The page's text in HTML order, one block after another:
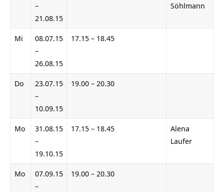
–
21.08.15
Söhlmann
Mi
08.07.15
–
26.08.15
17.15 – 18.45
Do
23.07.15
–
10.09.15
19.00 – 20.30
Mo
31.08.15
–
19.10.15
17.15 – 18.45
Alena
Laufer
Mo
07.09.15
–
19.00 – 20.30